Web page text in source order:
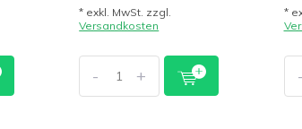
* exkl. MwSt. zzgl.
Versandkosten
- +
*
-